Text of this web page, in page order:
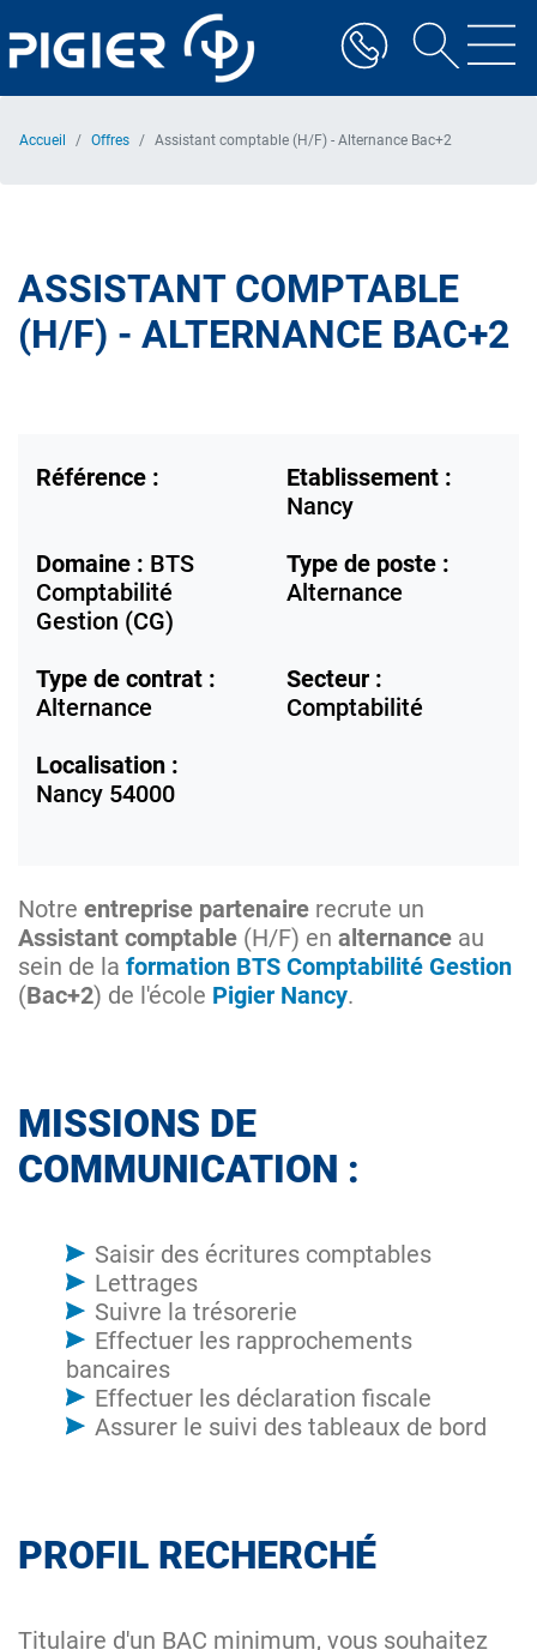
au
contenu
Accueil Offres Assistant comptable (H/F) - Alternance Bac+2
ASSISTANT COMPTABLE
(H/F) - ALTERNANCE BAC+2
Référence :
Etablissement :
Nancy
Domaine : BTS
Comptabilité
Gestion (CG)
Type de poste :
Alternance
Type de contrat :
Alternance
Secteur :
Comptabilité
Localisation :
Nancy 54000
Notre entreprise partenaire recrute un
Assistant comptable (H/F) en alternance au
sein de la formation BTS Comptabilité Gestion
(Bac+2) de l'école Pigier Nancy.
MISSIONS DE
COMMUNICATION :
Saisir des écritures comptables
Lettrages
Suivre la trésorerie
Effectuer les rapprochements
bancaires
Effectuer les déclaration fiscale
Assurer le suivi des tableaux de bord
PROFIL RECHERCHÉ
Titulaire d'un BAC minimum, vous souhaitez